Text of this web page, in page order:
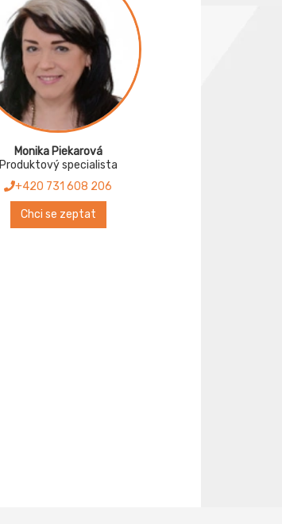
Monika Piekarová
Produktový specialista
+420 731 608 206
Chci se zeptat